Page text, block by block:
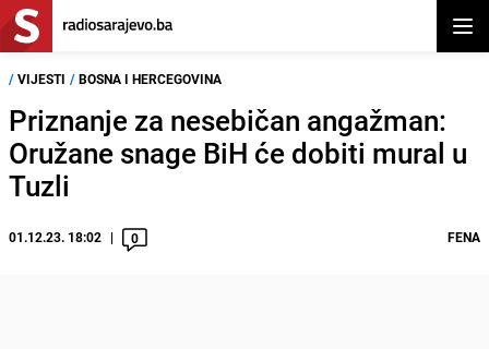
/ VIJESTI / BOSNA I HERCEGOVINA
Priznanje za nesebičan angažman:
Oružane snage BiH će dobiti mural u
Tuzli
01.12.23. 18:02 0 FENA